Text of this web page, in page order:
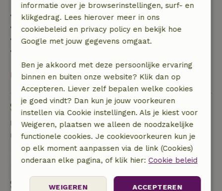
• tot 42 dagen voor aankomst: 70% terugbetaald
• 42–28 dagen voor aankomst: 40% terugbetaald
• 28 dagen tot de aankomstdag: 10% terugbetaald
• op de aankomstdag of later: geen terugbetaling
Bekijk alles
Stel een vraag
Neem contact op met de verhuurder van het
natuurhuisje
Stuur een bericht
Start mijn boeking
informatie over je browserinstellingen, surf- en
klikgedrag. Lees hierover meer in ons
cookiebeleid en privacy policy en bekijk hoe
Google met jouw gegevens omgaat.
Ben je akkoord met deze persoonlijke ervaring
binnen en buiten onze website? Klik dan op
Accepteren. Liever zelf bepalen welke cookies
je goed vindt? Dan kun je jouw voorkeuren
instellen via Cookie instellingen. Als je kiest voor
Weigeren, plaatsen we alleen de noodzakelijke
functionele cookies. Je cookievoorkeuren kun je
op elk moment aanpassen via de link (Cookies)
onderaan elke pagina, of klik hier: Cookie beleid
ACCEPTEREN
WEIGEREN